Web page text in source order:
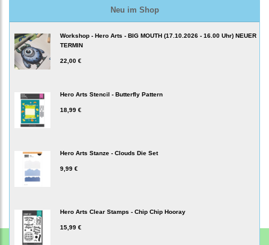
Neu im Shop
Workshop - Hero Arts - BIG MOUTH (17.10.2026 - 16.00 Uhr) NEUER
TERMIN
22,00 €
Hero Arts Stencil - Butterfly Pattern
18,99 €
Hero Arts Stanze - Clouds Die Set
9,99 €
Hero Arts Clear Stamps - Chip Chip Hooray
15,99 €